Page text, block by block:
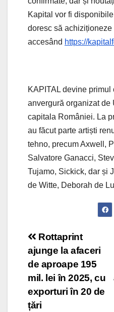
Kapital vor fi
doresc să
accesând https://
KAPITAL devine primul
anvergură organizat de
capitala României. La
au făcut parte artiști
tehno, precum Axwell,
Salvatore Ganacci,
Tujamo, Sickick, dar și
de Witte, Deborah de
Post
navigation
Rottaprint
ajunge la afaceri
de aproape 195
mil. lei în 2025, cu
exporturi în 20 de
țări